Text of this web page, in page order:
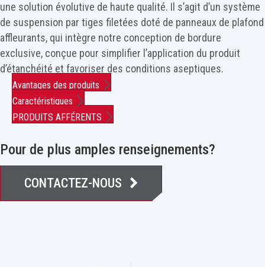
une solution évolutive de haute qualité. Il s’agit d’un système
de suspension par tiges filetées doté de panneaux de plafond
affleurants, qui intègre notre conception de bordure
exclusive, conçue pour simplifier l’application du produit
d’étanchéité et favoriser des conditions aseptiques.
Avantages des produits
Caractéristiques
PRODUITS AFFÉRENTS
Pour de plus amples renseignements?
CONTACTEZ-NOUS